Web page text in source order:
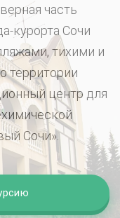
часть
курорта Сочи
тихими и
территории
центр для
Сочи».